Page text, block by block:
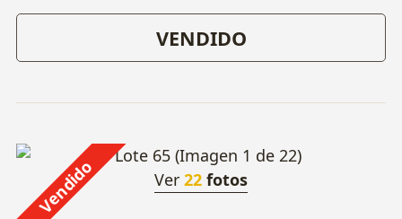
VENDIDO
Vendido Ver 22 fotos